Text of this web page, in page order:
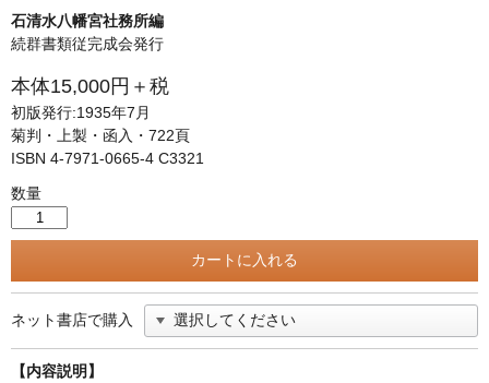
美本なし
石清水八幡宮社務所編
続群書類従完成会発行
本体15,000円＋税
初版発行:1935年7月
菊判・上製・函入・722頁
ISBN 4-7971-0665-4 C3321
数量
ネット書店で購入
【内容説明】